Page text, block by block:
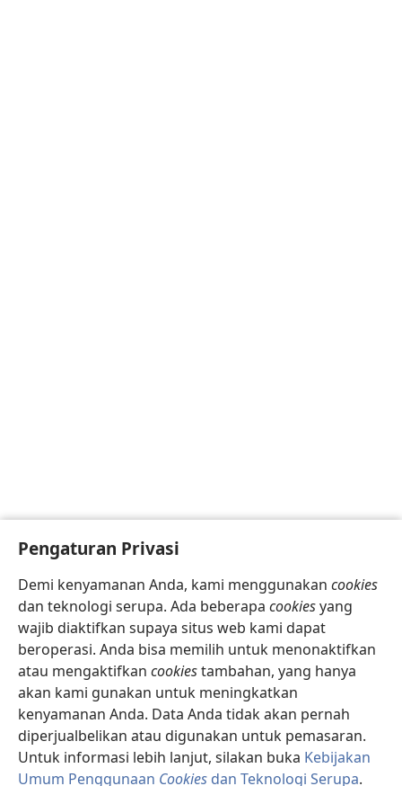
Pengaturan Privasi
Demi kenyamanan Anda, kami menggunakan cookies
dan teknologi serupa. Ada beberapa cookiesyang
wajib diaktifkan supaya situs web kami dapat
beroperasi. Anda bisa memilih untuk menonaktifkan
atau mengaktifkan cookiestambahan, yang hanya
akan kami gunakan untuk meningkatkan
kenyamanan Anda. Data Anda tidak akan pernah
diperjualbelikan atau digunakan untuk pemasaran.
Untuk informasi lebih lanjut, silakan buka Kebijakan
Umum Penggunaan Cookies dan Teknologi Serupa.